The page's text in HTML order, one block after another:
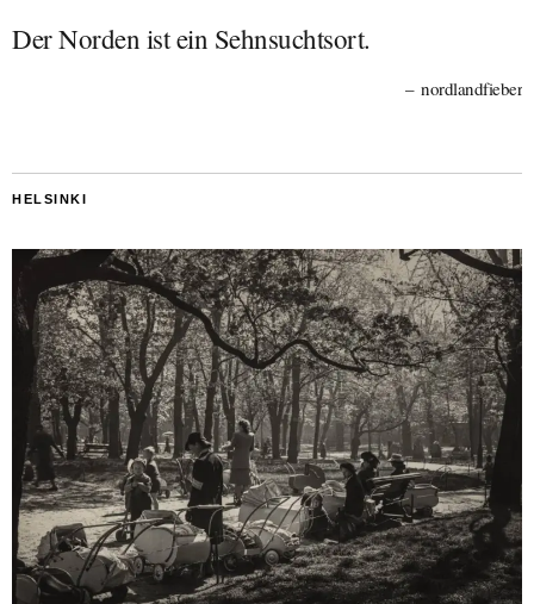
Der Norden ist ein Sehnsuchtsort.
nordlandfieber
HELSINKI